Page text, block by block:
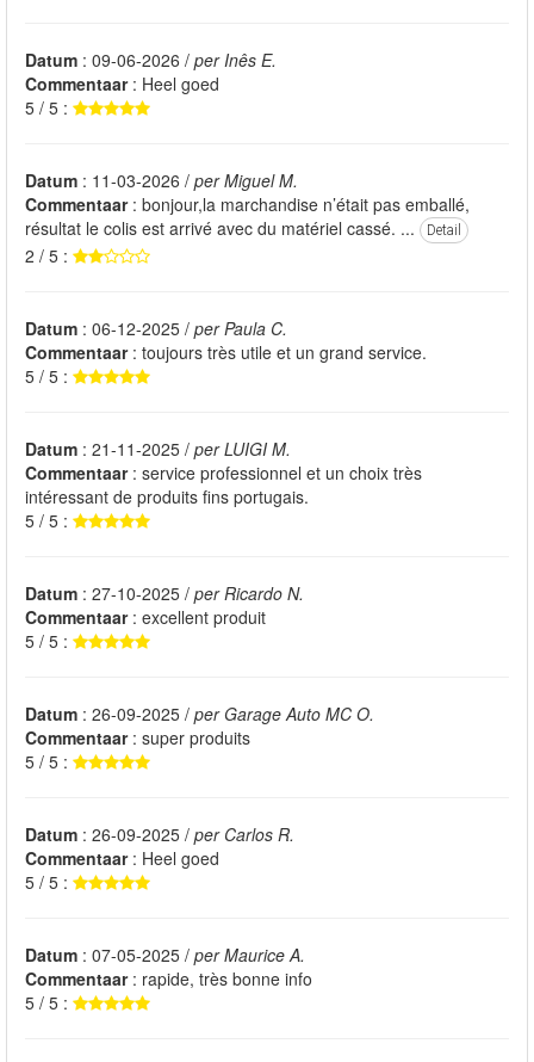
Datum : 09-06-2026 / per Inês E.
Commentaar: Heel goed
5 / 5 :
Datum : 11-03-2026 / per Miguel M.
Commentaar: bonjour,la marchandise n’était pas emballé,
résultat le colis est arrivé avec du matériel cassé. ...
Detail
2 / 5 :
Datum : 06-12-2025 / per Paula C.
Commentaar: toujours très utile et un grand service.
5 / 5 :
Datum : 21-11-2025 / per LUIGI M.
Commentaar: service professionnel et un choix très
intéressant de produits fins portugais.
5 / 5 :
Datum : 27-10-2025 / per Ricardo N.
Commentaar: excellent produit
5 / 5 :
Datum : 26-09-2025 / per Garage Auto MC O.
Commentaar: super produits
5 / 5 :
Datum : 26-09-2025 / per Carlos R.
Commentaar: Heel goed
5 / 5 :
Datum : 07-05-2025 / per Maurice A.
Commentaar: rapide, très bonne info
5 / 5 :